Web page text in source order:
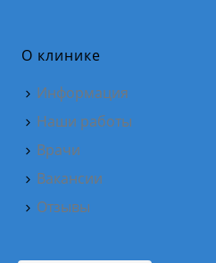
О клинике
Информация
Наши работы
Врачи
Вакансии
Отзывы